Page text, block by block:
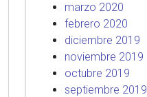
marzo 2020
febrero 2020
diciembre 2019
noviembre 2019
octubre 2019
septiembre 2019